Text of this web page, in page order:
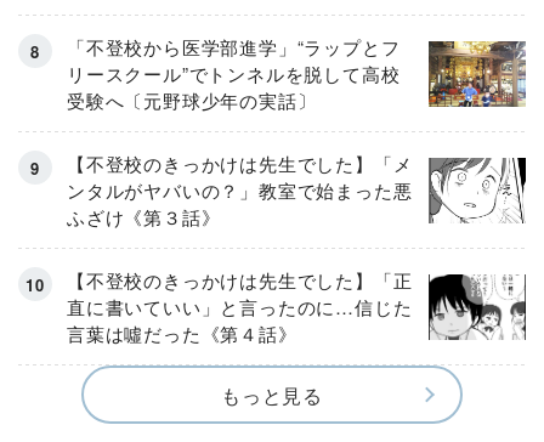
「不登校から医学部進学」“ラップとフ
リースクール”でトンネルを脱して高校
受験へ〔元野球少年の実話〕
【不登校のきっかけは先生でした】「メ
ンタルがヤバいの？」教室で始まった悪
ふざけ《第３話》
【不登校のきっかけは先生でした】「正
直に書いていい」と言ったのに…信じた
言葉は噓だった《第４話》
もっと見る